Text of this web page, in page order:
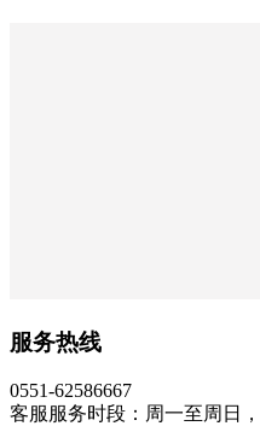
服务热线
0551-62586667
客服服务时段：周一至周日